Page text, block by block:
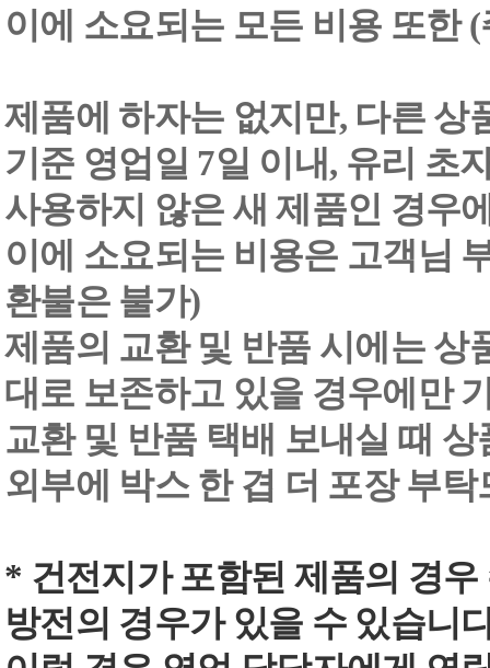
이에 소요되는 모든 비용 또한
제품에 하자는 없지만, 다른 상
기준 영업일 7일 이내, 유리 초
사용하지 않은 새 제품인 경우
이에 소요되는 비용은 고객님
환불은 불가)
제품의 교환 및 반품 시에는 상
대로 보존하고 있을 경우에만
교환 및 반품 택배 보내실 때
외부에 박스 한 겹 더 포장 부탁
* 건전지가 포함된 제품의 경
방전의 경우가 있을 수 있습니